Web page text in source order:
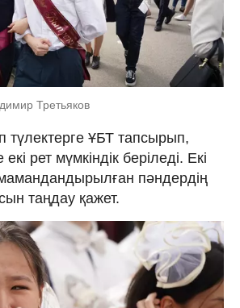
Третьяков
түлектерге ҰБТ тапсырып,
рет мүмкіндік беріледі. Екі
мамандандырылған пәндердің
таңдау қажет.